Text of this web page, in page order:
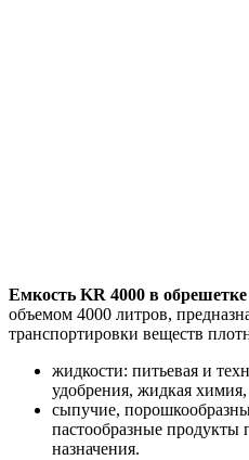
Емкость KR 4000 в
объемом 4000 литров,
транспортировки веществ
жидкости: питьевая и
удобрения, жидкая химия,
сыпучие,
пастообразные продукты
назначения.